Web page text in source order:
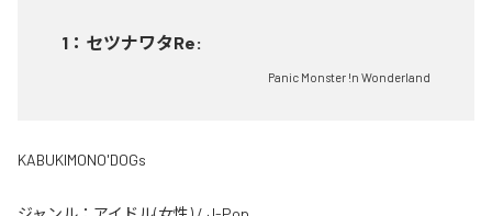
1 ： セツナワタRe:
Panic Monster !n Wonderland
KABUKIMONO'DOGs